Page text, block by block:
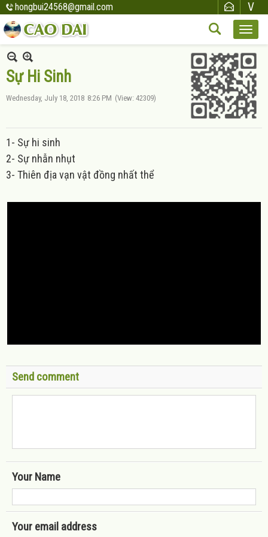
hongbui24568@gmail.com
Sự Hi Sinh
Wednesday, July 18, 2018 8:26 PM (View: 42309)
1- Sự hi sinh
2- Sự nhẫn nhụt
3- Thiên địa vạn vật đồng nhất thể
Send comment
Your Name
Your email address